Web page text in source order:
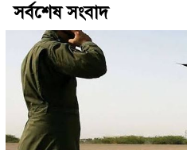
সর্বশেষ সংবাদ